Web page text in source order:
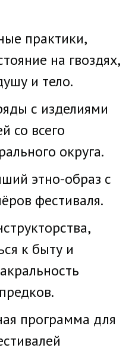
практики,
на гвоздях,
и тело.
с изделиями
со всего
округа.
этно-образ с
фестиваля.
к быту и
программа для